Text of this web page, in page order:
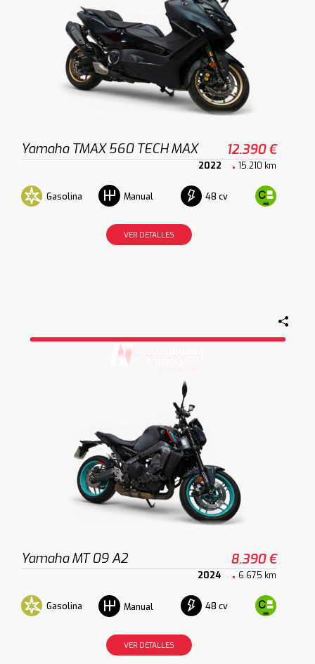
Yamaha TMAX 560 TECH MAX 12.390 €
2022 15.210 km
Gasolina Manual 48 cv
VER DETALLES
Yamaha MT 09 A2 8.390 €
2024 6.675 km
Gasolina Manual 48 cv
VER DETALLES